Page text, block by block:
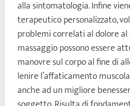
alla sintomatologia. Infine
terapeutico personalizzato,
problemi correlati al dolore al
massaggio possono essere
manovre sul corpo al fine di
lenire l’affaticamento
anche ad un migliore